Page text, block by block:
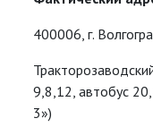
400006, г.
9,8,12, автобус
3»)